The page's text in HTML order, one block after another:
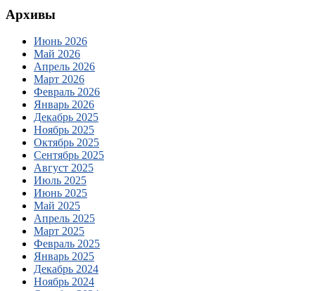
Архивы
Июнь 2026
Май 2026
Апрель 2026
Март 2026
Февраль 2026
Январь 2026
Декабрь 2025
Ноябрь 2025
Октябрь 2025
Сентябрь 2025
Август 2025
Июль 2025
Июнь 2025
Май 2025
Апрель 2025
Март 2025
Февраль 2025
Январь 2025
Декабрь 2024
Ноябрь 2024